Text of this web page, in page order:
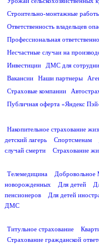
Строительно-монтажные
Ответственность владельцев
Профессиональная
Несчастные случаи на
Инвестиции
ДМС для
Вакансии
Наши партнеры
Страховые компании
Публичная оферта «Яндекс
Накопительное страхование
детский лагерь
Спортсменам
случай смерти
Страхование
Телемедицина
Добровольное
новорожденных
Для детей
пенсионеров
Для детей
ДМС
Титульное страхование
Страхование гражданской